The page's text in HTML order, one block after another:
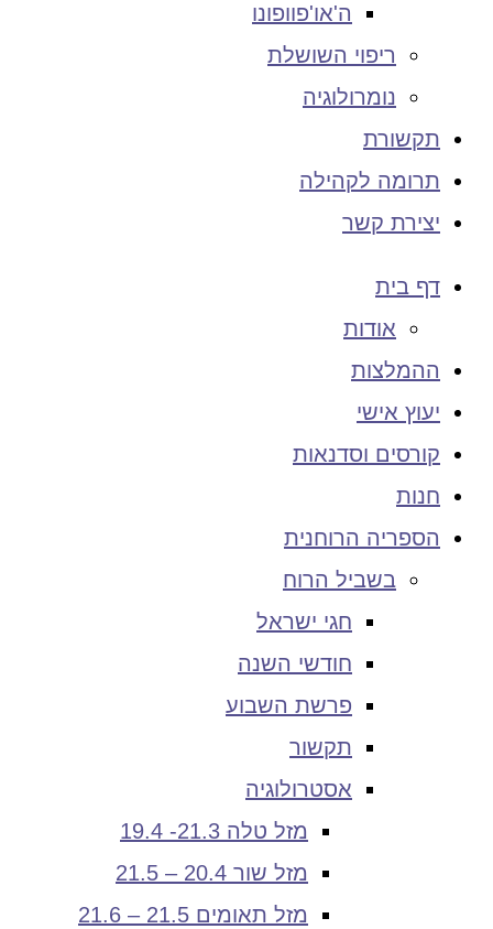
ה'או'פוופונו
ריפוי השושלת
נומרולוגיה
תקשורת
תרומה לקהילה
יצירת קשר
דף בית
אודות
ההמלצות
יעוץ אישי
קורסים וסדנאות
חנות
הספריה הרוחנית
בשביל הרוח
חגי ישראל
חודשי השנה
פרשת השבוע
תקשור
אסטרולוגיה
מזל טלה 21.3- 19.4
מזל שור 20.4 – 21.5
מזל תאומים 21.5 – 21.6